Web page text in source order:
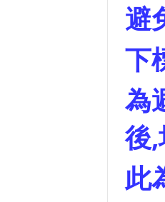
避
下
為
後
此